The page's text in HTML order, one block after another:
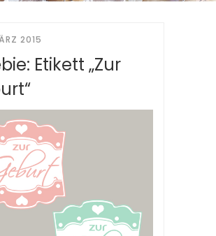
2015
Etikett „Zur